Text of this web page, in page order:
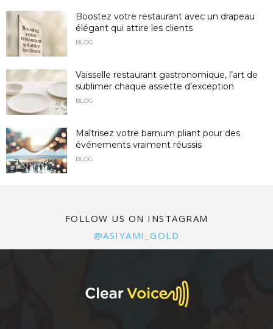
Boostez votre restaurant avec un drapeau
élégant qui attire les clients
BLOG
Vaisselle restaurant gastronomique, l’art de
sublimer chaque assiette d’exception
BLOG
Maîtrisez votre barnum pliant pour des
événements vraiment réussis
BLOG
FOLLOW US ON INSTAGRAM
@ASIYAMI_GOLD